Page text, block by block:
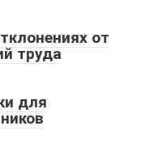
от
труда
для